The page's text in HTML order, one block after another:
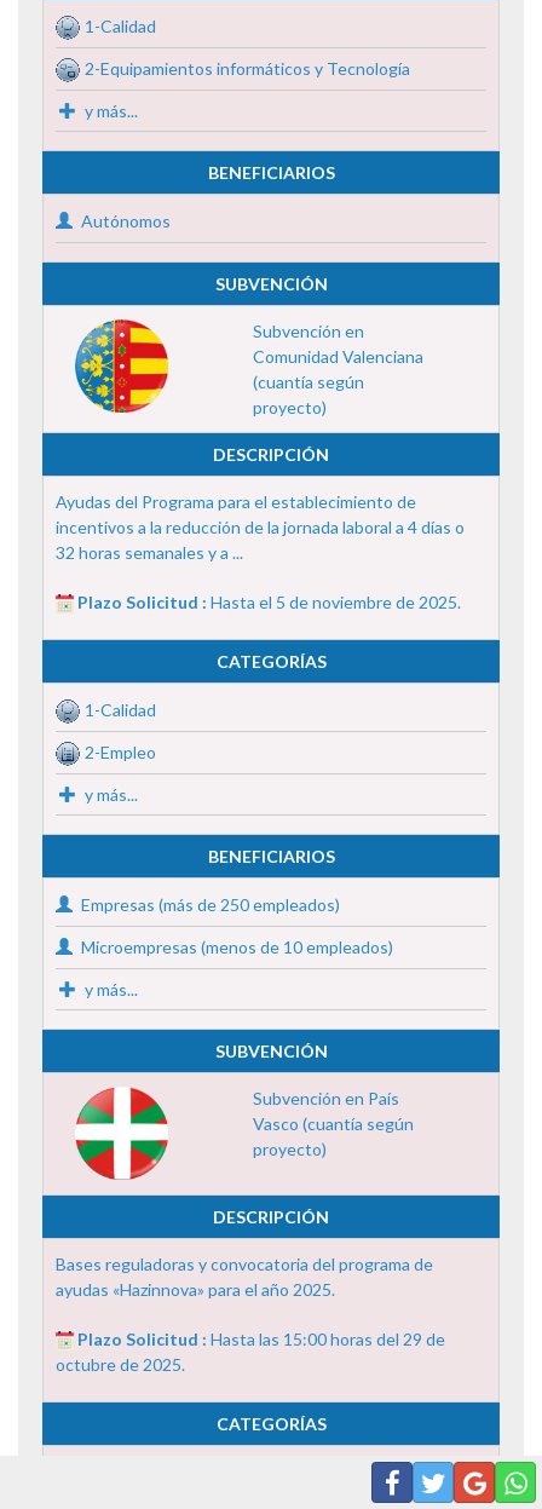
1-Calidad
2-Equipamientos informáticos y Tecnología
y más...
BENEFICIARIOS
Autónomos
SUBVENCIÓN
Subvención en
Comunidad Valenciana
(cuantía según
proyecto)
DESCRIPCIÓN
Ayudas del Programa para el establecimiento de
incentivos a la reducción de la jornada laboral a 4 días o
32 horas semanales y a ...
Plazo Solicitud : Hasta el 5 de noviembre de 2025.
CATEGORÍAS
1-Calidad
2-Empleo
y más...
BENEFICIARIOS
Empresas (más de 250 empleados)
Microempresas (menos de 10 empleados)
y más...
SUBVENCIÓN
Subvención en País
Vasco (cuantía según
proyecto)
DESCRIPCIÓN
Bases reguladoras y convocatoria del programa de
ayudas «Hazinnova» para el año 2025.
Plazo Solicitud : Hasta las 15:00 horas del 29 de
octubre de 2025.
CATEGORÍAS
1-Asesorías, Auditorías y Consultorías Externas